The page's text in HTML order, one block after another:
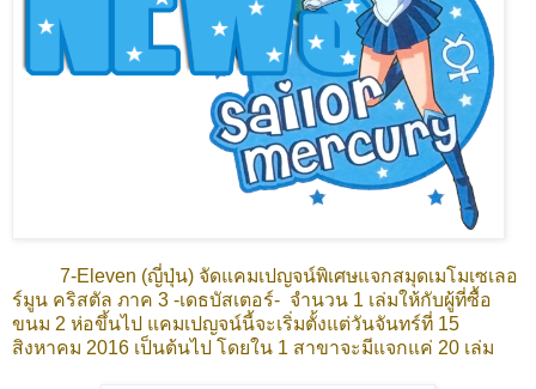
7-Eleven (ญี่ปุ่น) จัดแคมเปญจน์พิเศษแจกสมุดเมโมเซเลอ
ร์มูน คริสตัล ภาค 3 -เดธบัสเตอร์- จำนวน 1 เล่มให้กับผู้ที่ซื้อ
ขนม 2 ห่อขึ้นไป แคมเปญจน์นี้จะเริ่มตั้งแต่วันจันทร์ที่ 15
สิงหาคม 2016 เป็นต้นไป โดยใน 1 สาขาจะมีแจกแค่ 20 เล่ม